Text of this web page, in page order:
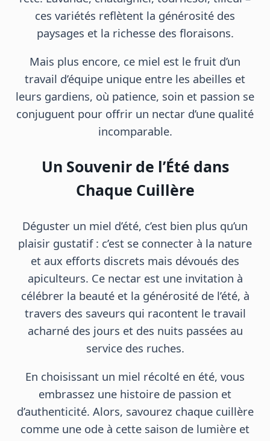
ces variétés reflètent la générosité des
paysages et la richesse des floraisons.
Mais plus encore, ce miel est le fruit d’un
travail d’équipe unique entre les abeilles et
leurs gardiens, où patience, soin et passion se
conjuguent pour offrir un nectar d’une qualité
incomparable.
Un Souvenir de l’Été dans
Chaque Cuillère
Déguster un miel d’été, c’est bien plus qu’un
plaisir gustatif : c’est se connecter à la nature
et aux efforts discrets mais dévoués des
apiculteurs. Ce nectar est une invitation à
célébrer la beauté et la générosité de l’été, à
travers des saveurs qui racontent le travail
acharné des jours et des nuits passées au
service des ruches.
En choisissant un miel récolté en été, vous
embrassez une histoire de passion et
d’authenticité. Alors, savourez chaque cuillère
comme une ode à cette saison de lumière et